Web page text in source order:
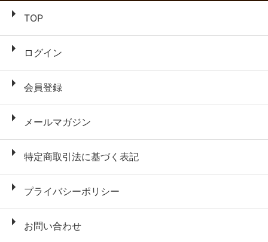
TOP
ログイン
会員登録
メールマガジン
特定商取引法に基づく表記
プライバシーポリシー
お問い合わせ